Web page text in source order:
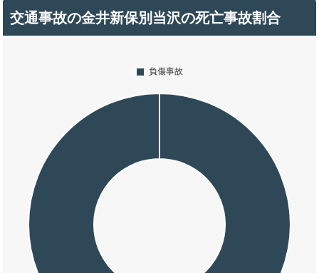
交通事故の金井新保別当沢の死亡事故割合